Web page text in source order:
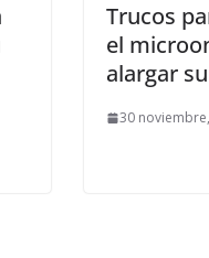
Trucos
el
alargar
30